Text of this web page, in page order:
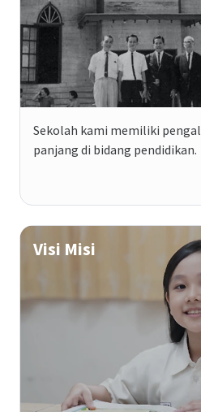
Sekolah kami memiliki
panjang di bidang pendidikan.
Visi Misi